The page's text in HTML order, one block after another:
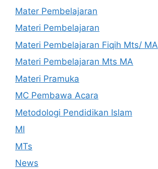
Mater Pembelajaran
Materi Pembelajaran
Materi Pembelajaran Fiqih Mts/ MA
Materi Pembelajaran Mts MA
Materi Pramuka
MC Pembawa Acara
Metodologi Pendidikan Islam
MI
MTs
News